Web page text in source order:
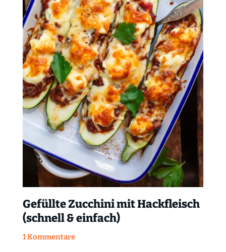
Gefüllte Zucchini mit Hackfleisch
(schnell & einfach)
1 Kommentare